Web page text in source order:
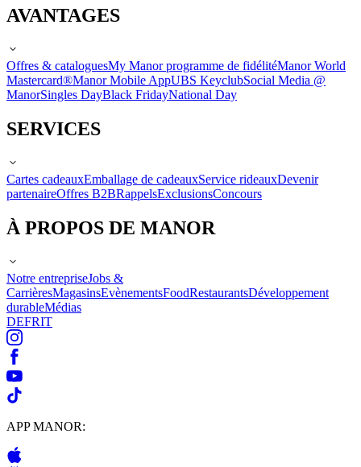
AVANTAGES
Offres & cataloguesMy Manor programme de fidélitéManor World
Mastercard®Manor Mobile AppUBS KeyclubSocial Media @
ManorSingles DayBlack FridayNational Day
SERVICES
Cartes cadeauxEmballage de cadeauxService rideauxDevenir
partenaireOffres B2BRappelsExclusionsConcours
À PROPOS DE MANOR
Notre entrepriseJobs &
CarrièresMagasinsEvènementsFoodRestaurantsDéveloppement
durableMédias
DEFRIT
APP MANOR: